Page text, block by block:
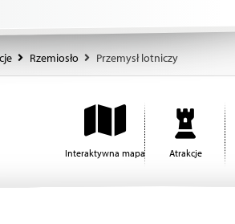
Rzemiosło Przemysł lotniczy
Interaktywna mapa Atrakcje